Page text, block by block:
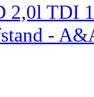
TDI
-